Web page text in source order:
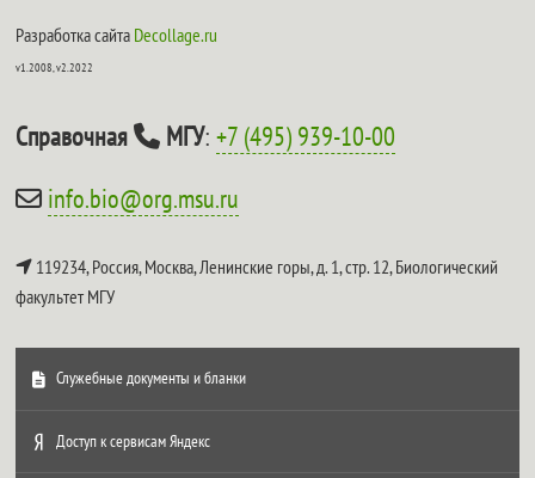
Разработка сайта Decollage.ru
v1.2008, v2.2022
Справочная МГУ:+7 (495) 939-10-00
info.bio@org.msu.ru
119234, Россия, Москва, Ленинские горы, д. 1, стр. 12,Биологический
факультет МГУ
Служебные документы и бланки
Доступ к сервисам Яндекс